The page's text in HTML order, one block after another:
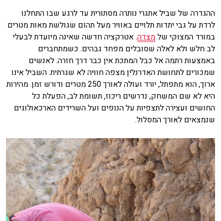
ההגדרה של שביל אתגרי נותרה מסתורית עד לרגע שבו התחלנו
לרדת על גבי יתדות תלויים באוויר מעל תהום שגולשת מאות מטרים
במורד המצוקי שלמצדה. אטרקציה חדשה שאינה מיועדת לבעלי
לב חלש ולא לאלה שסובלים מפחד גבהים. כשמתחברים
באמצעות רתמה אל כבל המתכת אין כבר דרך חזרה. לאנשים
שמכורים לתחושת האדרנלין מצפה חוויה לא שגרתית. השביל אינו
ארוך, הוא מתפתל, יורד ועולה לאורך 250 מטרים ודורש זמן. מהירות
היא לא שם המשחק, נדרשים ריכוז, תשומת לב, הפעלת כל
החושים ועצירה לתצפיות על הנופים ועל השרידים הארכאולוגים
שנמצאים לאורך המסלול.